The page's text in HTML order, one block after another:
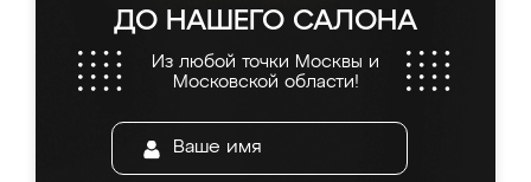
ДО НАШЕГО САЛОНА
Из любой точки Москвы и
Московской области!